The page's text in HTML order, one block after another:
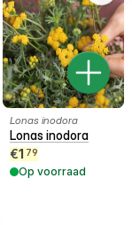
Lonas inodora
Lonas inodora
€1 79
Op voorraad